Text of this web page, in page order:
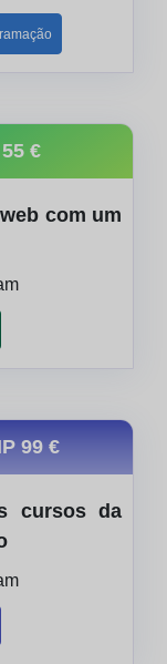
55 €
com um
99 €
cursos da